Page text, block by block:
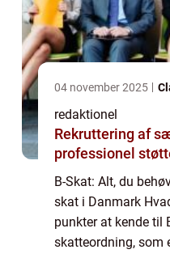
04 november 2025
redaktionel
Rekruttering af
professionel
B-Skat: Alt, du
skat i Danmark
punkter at kende til
skatteordning, som